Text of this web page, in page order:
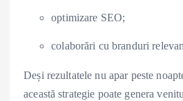
optimizare SEO;
colaborări cu branduri
Deși rezultatele nu apar peste
această strategie poate genera